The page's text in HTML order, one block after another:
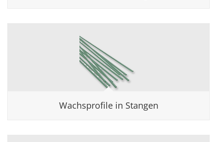
Wachsprofile in Stangen